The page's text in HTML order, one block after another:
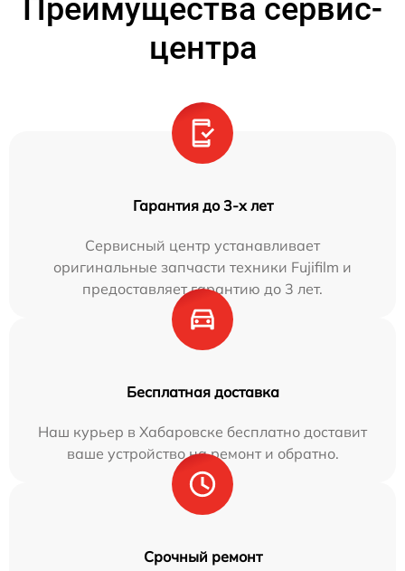
Преимущества сервис-
центра
Гарантия до 3-х лет
Сервисный центр устанавливает
оригинальные запчасти техники Fujifilm и
предоставляет гарантию до 3 лет.
Бесплатная доставка
Наш курьер в Хабаровске бесплатно доставит
ваше устройство на ремонт и обратно.
Срочный ремонт